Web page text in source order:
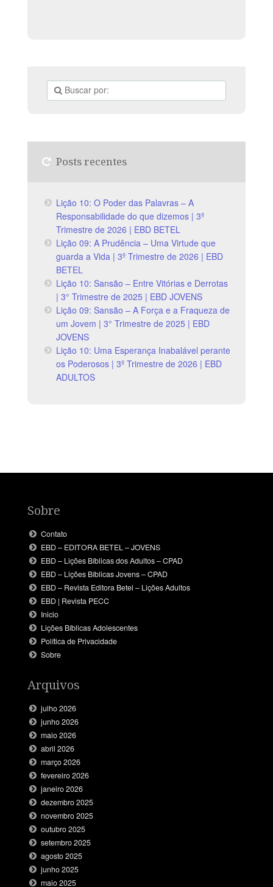
Posts recentes
Lição 10: O Poder das Palavras – A
Responsabilidade do que dizemos | 3º
Trimestre de 2026 | EBD BETEL
Lição 09: A Prudência – Uma Virtude que
guarda a Vida | 3º Trimestre de 2026 | EBD
BETEL
Lição 10: Sansão – Entre Vitórias e Derrotas
| 3° Trimestre de 2025 | EBD JOVENS
Lição 09: Sansão – A Força e a Fraqueza de
um Jovem | 3° Trimestre de 2025 | EBD
JOVENS
Lição 10: Uma Esperança Inabalável perante
os Poderosos | 3º Trimestre de 2026 | EBD
ADULTOS
Sobre
Contato
EBD – EDITORA BETEL – JOVENS
EBD – Lições Bíblicas dos Adultos – CPAD
EBD – Lições Bíblicas Jovens – CPAD
EBD – Revista Editora Betel – Lições Adultos
EBD | Revista PECC
Inicio
Lições Bíblicas Adolescentes
Política de Privacidade
Sobre
Arquivos
julho 2026
junho 2026
maio 2026
abril 2026
março 2026
fevereiro 2026
janeiro 2026
dezembro 2025
novembro 2025
outubro 2025
setembro 2025
agosto 2025
junho 2025
maio 2025